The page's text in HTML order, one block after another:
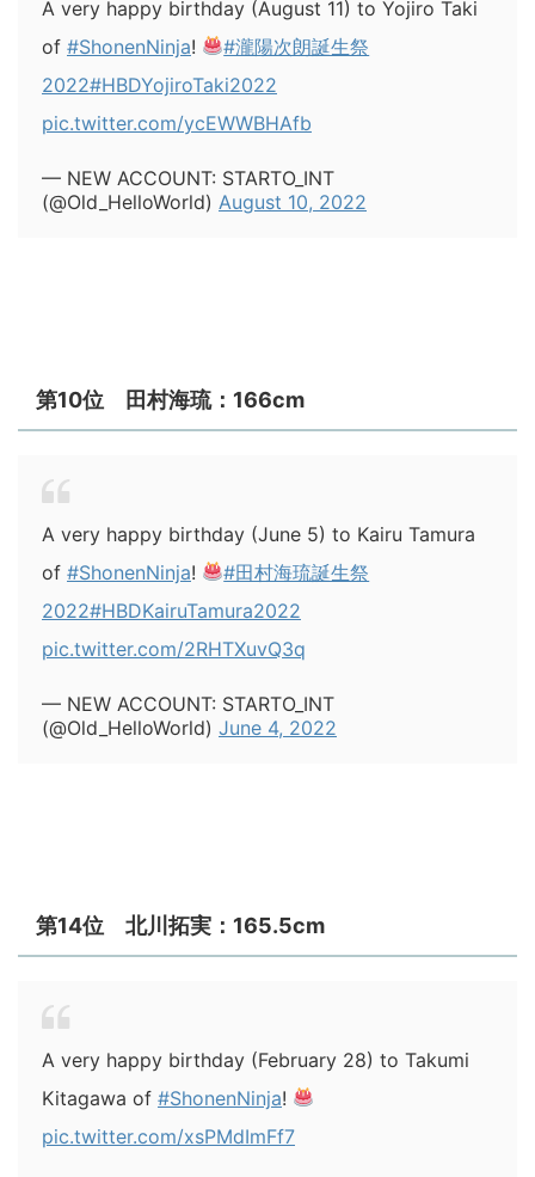
A very happy birthday (August 11) to Yojiro Taki
of #ShonenNinja!
#瀧陽次朗誕生祭
2022#HBDYojiroTaki2022
pic.twitter.com/ycEWWBHAfb
— NEW ACCOUNT: STARTO_INT
(@Old_HelloWorld) August 10, 2022
第10位 田村海琉：166cm
A very happy birthday (June 5) to Kairu Tamura
of #ShonenNinja!
#田村海琉誕生祭
2022#HBDKairuTamura2022
pic.twitter.com/2RHTXuvQ3q
— NEW ACCOUNT: STARTO_INT
(@Old_HelloWorld) June 4, 2022
第14位 北川拓実：165.5cm
A very happy birthday (February 28) to Takumi
Kitagawa of #ShonenNinja!
pic.twitter.com/xsPMdImFf7